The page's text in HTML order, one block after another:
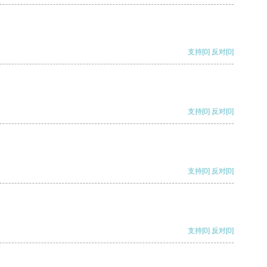
支持[0] 反对[0]
支持[0] 反对[0]
支持[0] 反对[0]
支持[0] 反对[0]